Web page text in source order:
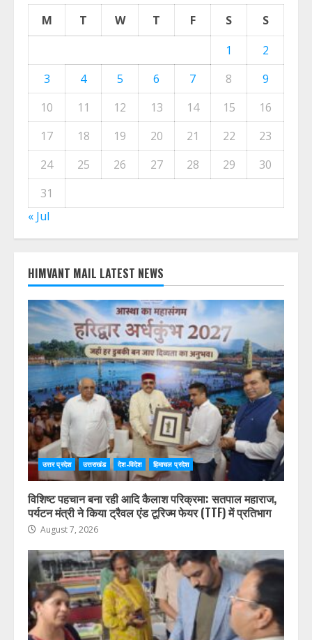
M T W T F S
S
1
2
3
4 5 6 7 8
9
10
11 12 13 14 15
16
17
18 19 20 21 22
23
24
25 26 27 28 29
30
31
« Jul
HIMVANT MAIL LATEST NEWS
उत्तर प्रदेश उत्तराखंड देश-विदेश हिमाचल प्रदेश
विशिष्ट पहचान बना रही आदि कैलाश परिक्रमा: सतपाल महाराज,
पर्यटन मंत्री ने किया ट्रैवल एंड टूरिज्म फेयर (TTF) में प्रतिभाग
August 7, 2026